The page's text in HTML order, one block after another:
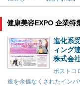
健康美容EXPO 企業特
進化系
ィング
株式会
ポストコ
速を余儀なくされたイン